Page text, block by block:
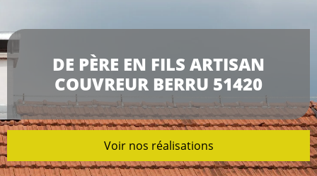
DE PÈRE EN FILS ARTISAN
COUVREUR BERRU 51420
Voir nos réalisations